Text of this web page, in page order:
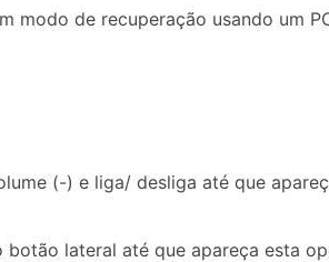
modo de recuperação usando um
(-) e liga/ desliga até que
lateral até que apareça esta